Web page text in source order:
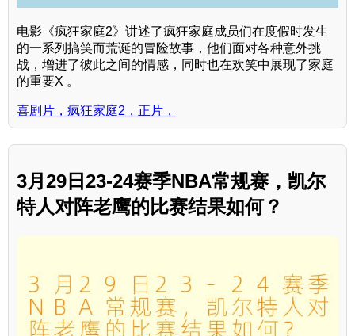
电影《疯狂家庭2》讲述了疯狂家庭成员们在度假时发生
的一系列搞笑而荒诞的冒险故事，他们面对各种意外挑
战，增进了彼此之间的情感，同时也在欢笑中展现了家庭
的重要X 。
喜剧片，疯狂家庭2，正片，
3月29日23-24赛季NBA常规赛，凯尔
特人对阵老鹰的比赛结果如何？